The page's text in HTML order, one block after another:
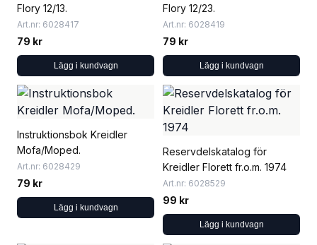
Flory 12/13.
Art.nr: 6028417
79 kr
Lägg i kundvagn
Flory 12/23.
Art.nr: 6028419
79 kr
Lägg i kundvagn
Instruktionsbok Kreidler
Mofa/Moped.
Art.nr: 6028429
79 kr
Lägg i kundvagn
Reservdelskatalog för
Kreidler Florett fr.o.m. 1974
Art.nr: 6028529
99 kr
Lägg i kundvagn